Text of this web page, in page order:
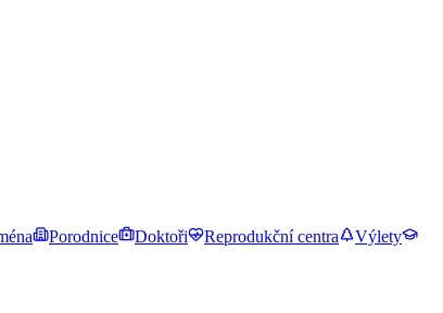
Porodnice Doktoři Reprodukční centra
Výlety